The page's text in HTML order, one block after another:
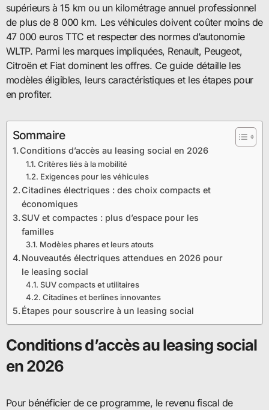
supérieurs à 15 km ou un kilométrage annuel professionnel
de plus de 8 000 km. Les véhicules doivent coûter moins de
47 000 euros TTC et respecter des normes d’autonomie
WLTP. Parmi les marques impliquées, Renault, Peugeot,
Citroën et Fiat dominent les offres. Ce guide détaille les
modèles éligibles, leurs caractéristiques et les étapes pour
en profiter.
Sommaire
Conditions d’accès au leasing social en 2026
Critères liés à la mobilité
Exigences pour les véhicules
Citadines électriques : des choix compacts et
économiques
SUV et compactes : plus d’espace pour les
familles
Modèles phares et leurs atouts
Nouveautés électriques attendues en 2026 pour
le leasing social
SUV compacts et utilitaires
Citadines et berlines innovantes
Étapes pour souscrire à un leasing social
Conditions d’accès au leasing social
en 2026
Pour bénéficier de ce programme, le revenu fiscal de